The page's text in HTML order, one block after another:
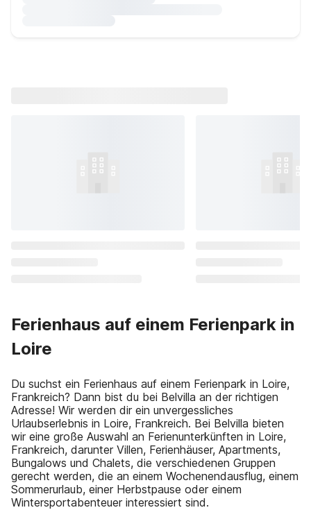
Ferienhaus auf einem Ferienpark in
Loire
Du suchst ein Ferienhaus auf einem Ferienpark in Loire,
Frankreich? Dann bist du bei Belvilla an der richtigen
Adresse! Wir werden dir ein unvergessliches
Urlaubserlebnis in Loire, Frankreich. Bei Belvilla bieten
wir eine große Auswahl an Ferienunterkünften in Loire,
Frankreich, darunter Villen, Ferienhäuser, Apartments,
Bungalows und Chalets, die verschiedenen Gruppen
gerecht werden, die an einem Wochenendausflug, einem
Sommerurlaub, einer Herbstpause oder einem
Wintersportabenteuer interessiert sind.